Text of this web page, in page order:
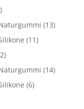
(13)
(11)
(14)
(6)